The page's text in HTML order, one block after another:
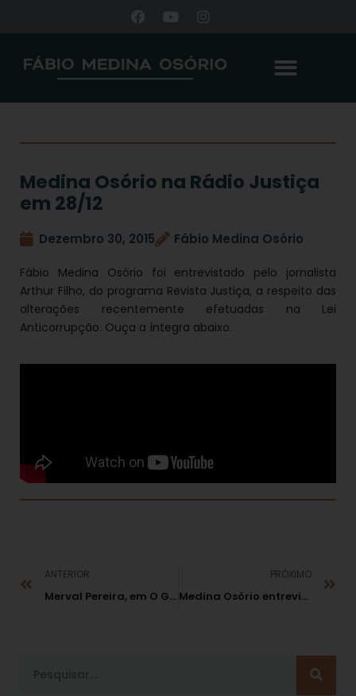
Medina Osório na Rádio Justiça
em 28/12
Dezembro 30, 2015 Fábio Medina Osório
Fábio Medina Osório foi entrevistado pelo jornalista
Arthur Filho, do programa Revista Justiça, a respeito das
alterações recentemente efetuadas na Lei
Anticorrupção. Ouça a íntegra abaixo.
ANTERIOR
Merval Pereira, em O Globo de 29/12 “O Natal das empreiteiras”
PRÓXIMO
Medina Osório entrevistado pela revista Veja